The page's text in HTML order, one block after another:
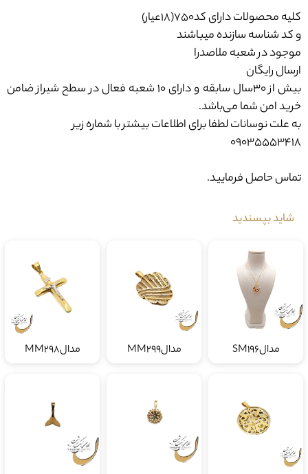
کلیه محصولات دارای کد750(18عیار)
و کد شناسه سازنده میباشند
موجود در شعبه ملاصدرا
ارسال رایگان
بیش از ۳۰سال سابقه و دارای ۱۰ شعبه فعال در سطح شیراز ضامن
خرید امن شما می‌باشد.
به علت نوسانات لطفا برای اطلاعات بیشتر با شماره زیر
09035553418
تماس حاصل فرمایید.
شاید بپسندید
مدالSM196 مدالMM299 مدالMM298